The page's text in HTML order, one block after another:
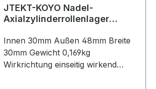
JTEKT-KOYO Nadel-
Axialzylinderrollenlager
Innen 30mm Außen 48mm Breite
30mm Gewicht 0,169kg
Wirkrichtung einseitig wirkend